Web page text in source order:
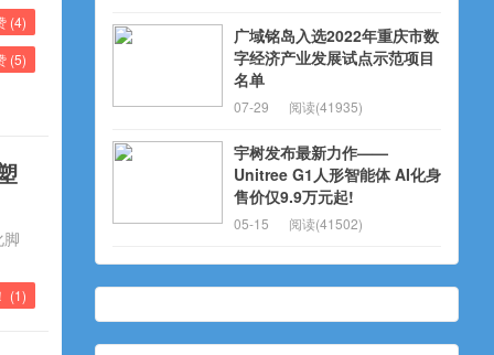
(4)
(5)
脚
(1)
广域铭岛入选2022年重庆市数
字经济产业发展试点示范项目
名单
07-29 阅读(41935)
宇树发布最新力作——
Unitree G1人形智能体 AI化身
售价仅9.9万元起!
05-15 阅读(41502)